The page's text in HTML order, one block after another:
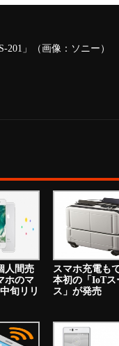
」（画像：ソニー）
人間売
ホのマ
旬リリ
スマホ充電も
本初の「IoTス
ス」が発売